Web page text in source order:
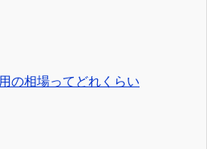
の相場ってどれくらい